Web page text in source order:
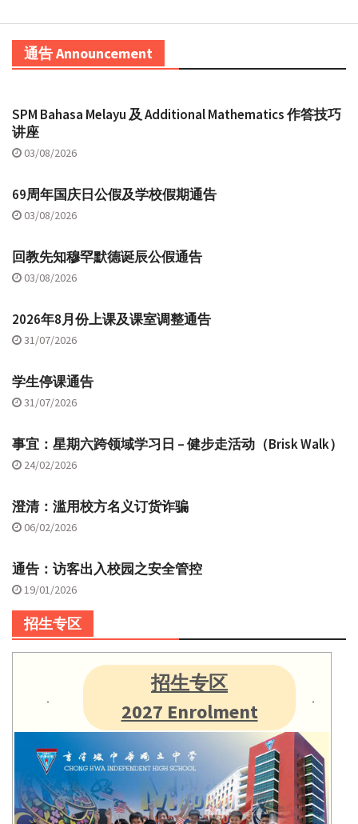
通告 Announcement
SPM Bahasa Melayu 及 Additional Mathematics 作答技巧
讲座
03/08/2026
69周年国庆日公假及学校假期通告
03/08/2026
回教先知穆罕默德诞辰公假通告
03/08/2026
2026年8月份上课及课室调整通告
31/07/2026
学生停课通告
31/07/2026
事宜：星期六跨领域学习日 – 健步走活动（Brisk Walk）
24/02/2026
澄清：滥用校方名义订货诈骗
06/02/2026
通告：访客出入校园之安全管控
19/01/2026
招生专区
招生专区
2027 Enrolment